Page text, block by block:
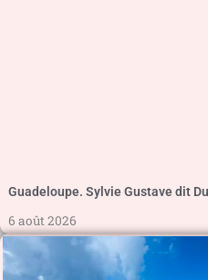
Guadeloupe. Sylvie Gustave dit
6 août 2026